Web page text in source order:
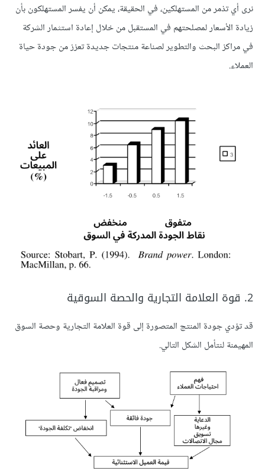
نرى أي تذمر من المستهلكين، في الحقيقة، يمكن أن يفسر المستهلكون بأن
زيادة الأسعار لمصلحتهم في المستقبل من خلال إعادة استثمار الشركة
في مراكز البحث والتطوير لصناعة منتجات جديدة تعزز من جودة حياة
العملاء.
2. قوة العلامة التجارية والحصة السوقية
قد تؤدي جودة المنتج المتصورة إلى قوة العلامة التجارية وحصة السوق
المهيمنة لنتأمل الشكل التالي.